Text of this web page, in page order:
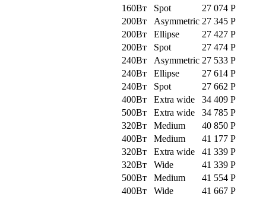
160Вт
Spot 27 074 Р
200Вт
Asymmetric 27 345 Р
200Вт
Ellipse 27 427 Р
200Вт
Spot 27 474 Р
240Вт
Asymmetric 27 533 Р
240Вт
Ellipse 27 614 Р
240Вт
Spot 27 662 Р
400Вт
Extra wide 34 409 Р
500Вт
Extra wide 34 785 Р
320Вт
Medium 40 850 Р
400Вт
Medium 41 177 Р
320Вт
Extra wide 41 339 Р
320Вт
Wide 41 339 Р
500Вт
Medium 41 554 Р
400Вт
Wide 41 667 Р